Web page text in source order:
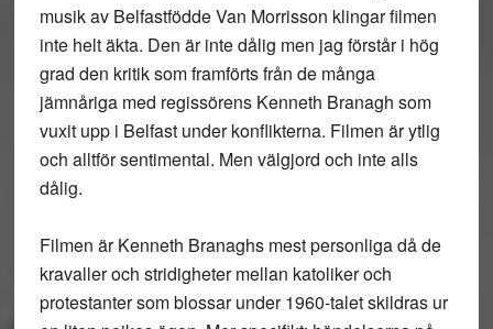
musik av Belfastfödde Van Morrisson klingar filmen
inte helt äkta. Den är inte dålig men jag förstår i hög
grad den kritik som framförts från de många
jämnåriga med regissörens Kenneth Branagh som
vuxit upp i Belfast under konflikterna. Filmen är ytlig
och alltför sentimental. Men välgjord och inte alls
dålig.
Filmen är Kenneth Branaghs mest personliga då de
kravaller och stridigheter mellan katoliker och
protestanter som blossar under 1960-talet skildras ur